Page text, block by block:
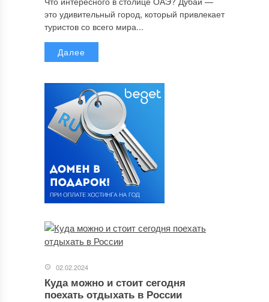
это удивительный город, который привлекает
туристов со всего мира...
Далее
02.02.2024
Куда можно и стоит сегодня
поехать отдыхать в России